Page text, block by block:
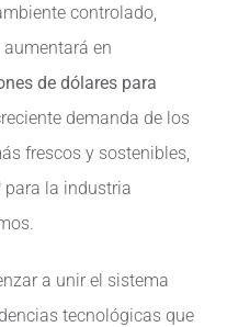
controlado,
en
de dólares para
demanda de los
frescos y sostenibles,
para la industria
a unir el sistema
tecnológicas que